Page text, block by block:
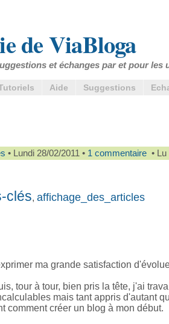
de ViaBloga
et échanges par et pour les
Aide Suggestions
• Lundi 28/02/2011 • 1 commentaire •
clés, affichage_des_articles
ma grande satisfaction
tour à tour, bien pris la tête, j'ai
mais tant appris d'autant
comment créer un blog à mon début.